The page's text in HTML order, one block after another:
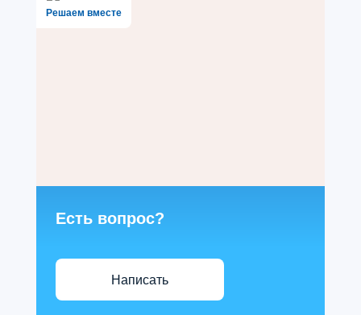
Решаем вместе
Есть вопрос?
Написать